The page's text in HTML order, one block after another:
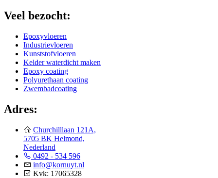
Veel bezocht:
Epoxyvloeren
Industrievloeren
Kunststofvloeren
Kelder waterdicht maken
Epoxy coating
Polyurethaan coating
Zwembadcoating
Adres:
Churchilllaan 121A,
5705 BK Helmond,
Nederland
0492 - 534 596
info@kornuyt.nl
Kvk: 17065328